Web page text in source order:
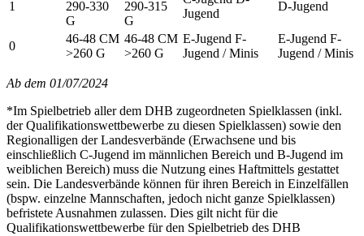
1
290-330
G
290-315
G
Jugend
D-Jugend
0
46-48 CM
>260 G
46-48 CM
>260 G
E-Jugend F-
Jugend / Minis
E-Jugend F-
Jugend / Minis
Ab dem 01/07/2024
*Im Spielbetrieb aller dem DHB zugeordneten Spielklassen (inkl.
der Qualifikationswettbewerbe zu diesen Spielklassen) sowie den
Regionalligen der Landesverbände (Erwachsene und bis
einschließlich C-Jugend im männlichen Bereich und B-Jugend im
weiblichen Bereich) muss die Nutzung eines Haftmittels gestattet
sein. Die Landesverbände können für ihren Bereich in Einzelfällen
(bspw. einzelne Mannschaften, jedoch nicht ganze Spielklassen)
befristete Ausnahmen zulassen. Dies gilt nicht für die
Qualifikationswettbewerbe für den Spielbetrieb des DHB